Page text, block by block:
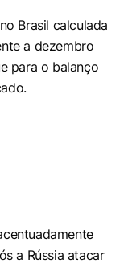
Brasil calculada
a dezembro
para o balanço
a Rússia atacar